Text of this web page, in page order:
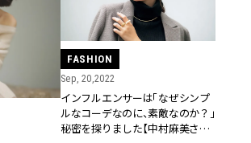
FASHION
Sep, 20,2022
インフルエンサーは「なぜシンプ
ルなコーデなのに、素敵なのか？」
秘密を探りました【中村麻美さん